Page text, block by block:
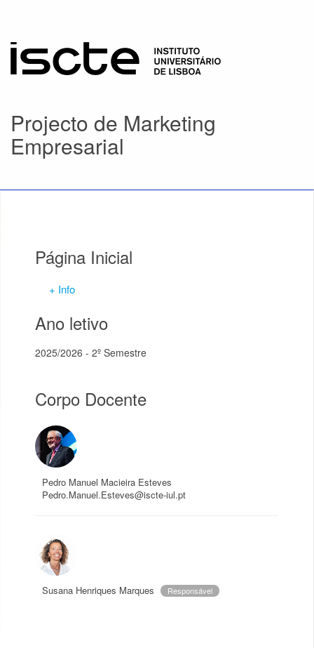
Projecto de Marketing
Empresarial
Página Inicial
+ Info
Ano letivo
2025/2026 - 2º Semestre
Corpo Docente
Pedro Manuel Macieira Esteves
Pedro.Manuel.Esteves@iscte-iul.pt
Susana Henriques Marques Responsável